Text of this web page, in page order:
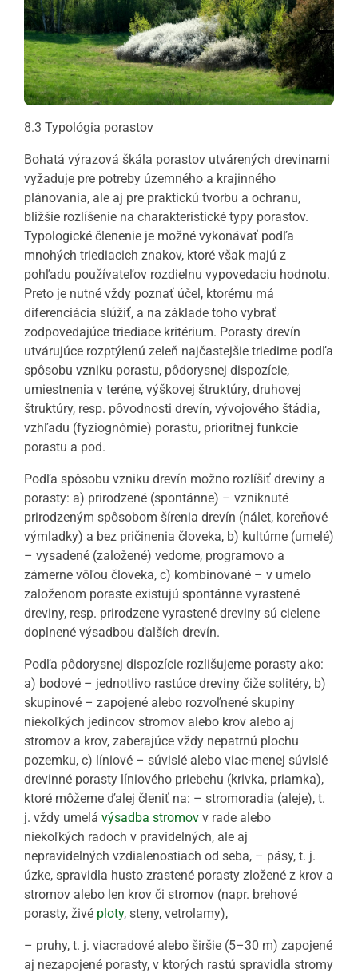
8.3 Typológia porastov
Bohatá výrazová škála porastov utvárených drevinami
vyžaduje pre potreby územného a krajinného
plánovania, ale aj pre praktickú tvorbu a ochranu,
bližšie rozlíšenie na charakteristické typy porastov.
Typologické členenie je možné vykonávať podľa
mnohých triediacich znakov, ktoré však majú z
pohľadu používateľov rozdielnu vypovedaciu hodnotu.
Preto je nutné vždy poznať účel, ktorému má
diferenciácia slúžiť, a na základe toho vybrať
zodpovedajúce triediace kritérium. Porasty drevín
utvárujúce rozptýlenú zeleň najčastejšie triedime podľa
spôsobu vzniku porastu, pôdorysnej dispozície,
umiestnenia v teréne, výškovej štruktúry, druhovej
štruktúry, resp. pôvodnosti drevín, vývojového štádia,
vzhľadu (fyziognómie) porastu, prioritnej funkcie
porastu a pod.
Podľa spôsobu vzniku drevín možno rozlíšiť dreviny a
porasty: a) prirodzené (spontánne) – vzniknuté
prirodzeným spôsobom šírenia drevín (nálet, koreňové
výmladky) a bez pričinenia človeka, b) kultúrne (umelé)
– vysadené (založené) vedome, programovo a
zámerne vôľou človeka, c) kombinované – v umelo
založenom poraste existujú spontánne vyrastené
dreviny, resp. prirodzene vyrastené dreviny sú cielene
doplnené výsadbou ďalších drevín.
Podľa pôdorysnej dispozície rozlišujeme porasty ako:
a) bodové – jednotlivo rastúce dreviny čiže solitéry, b)
skupinové – zapojené alebo rozvoľnené skupiny
niekoľkých jedincov stromov alebo krov alebo aj
stromov a krov, zaberajúce vždy nepatrnú plochu
pozemku, c) líniové – súvislé alebo viac-menej súvislé
drevinné porasty líniového priebehu (krivka, priamka),
ktoré môžeme ďalej členiť na: – stromoradia (aleje), t.
j. vždy umelá výsadba stromov v rade alebo
niekoľkých radoch v pravidelných, ale aj
nepravidelných vzdialenostiach od seba, – pásy, t. j.
úzke, spravidla husto zrastené porasty zložené z krov a
stromov alebo len krov či stromov (napr. brehové
porasty, živé ploty, steny, vetrolamy),
– pruhy, t. j. viacradové alebo širšie (5–30 m) zapojené
aj nezapojené porasty, v ktorých rastú spravidla stromy